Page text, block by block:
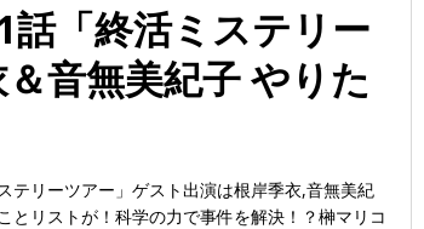
話「終活ミステリー
音無美紀子 やりた
テリーツアー」ゲスト出演は根岸季衣,音無美紀
とリストが！科学の力で事件を解決！？榊マリコ